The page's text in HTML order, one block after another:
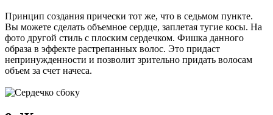
Принцип создания прически тот же, что в седьмом пункте.
Вы можете сделать объемное сердце, заплетая тугие косы. На
фото другой стиль с плоским сердечком. Фишка данного
образа в эффекте растрепанных волос. Это придаст
непринужденности и позволит зрительно придать волосам
объем за счет начеса.